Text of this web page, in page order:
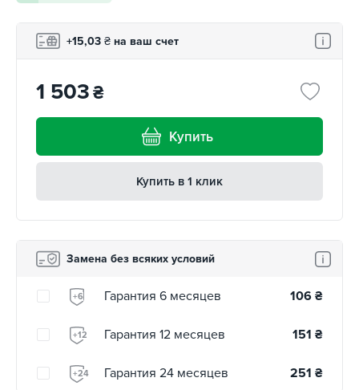
+15,03 ₴ на ваш счет
1 503₴
Купить
Купить в 1 клик
Замена без всяких условий
+6 Гарантия 6 месяцев 106 ₴
+12 Гарантия 12 месяцев 151 ₴
+24 Гарантия 24 месяцев 251 ₴